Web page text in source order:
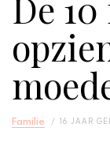
Familie 16 JAAR